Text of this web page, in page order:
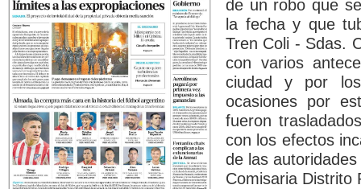
de un robo que
la fecha y que
Tren Coli - Sdas.
con varios
ciudad y por
ocasiones por
fueron
con los efectos
de las
Comisaria Distrito